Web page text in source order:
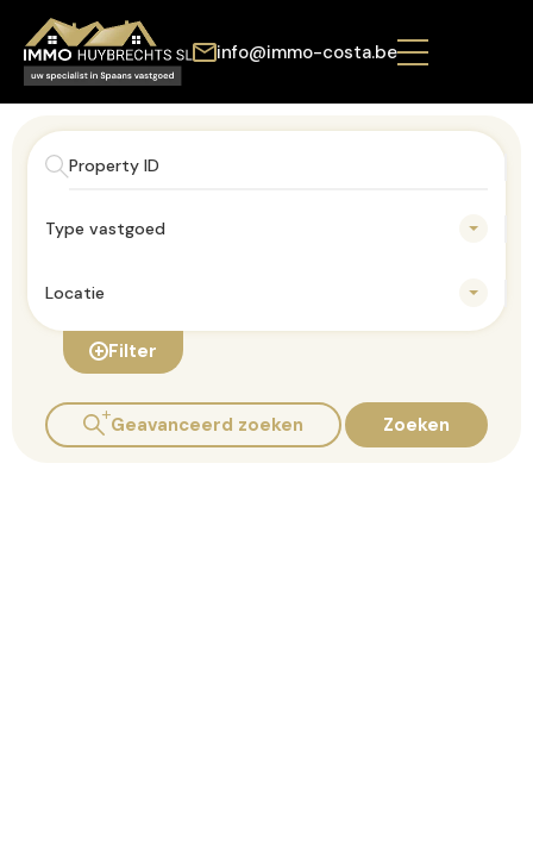
info@immo-costa.be
Type vastgoed
Locatie
Filter
Geavanceerd zoeken Zoeken